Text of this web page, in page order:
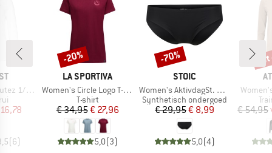
Zip Top
prijs
(6)
MERK
LA SPORTIVA
Artikel
Women's Circle Logo T-Shirt
Productgroep
T-shirt
Prijs
€ 34,95Verlaagde prijs
€ 27,96
5,0(3)
Korting
-20%
MERK
STOIC
Artikel
Women's AktivdagSt. Brief 2-Pack
Productgroep
Synthetisch ondergoed
Prijs
€ 29,95Verlaagde prijs
€ 8,99
5,0(4)
Korting
-70%
Artikel
€ 54,95